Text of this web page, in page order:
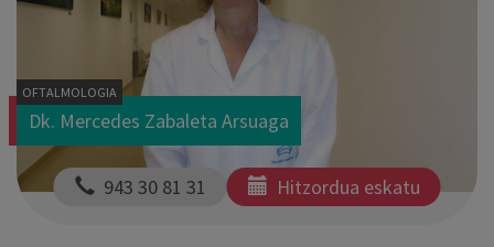
OFTALMOLOGIA
Dk. Mercedes Zabaleta Arsuaga
943 30 81 31 Hitzordua eskatu